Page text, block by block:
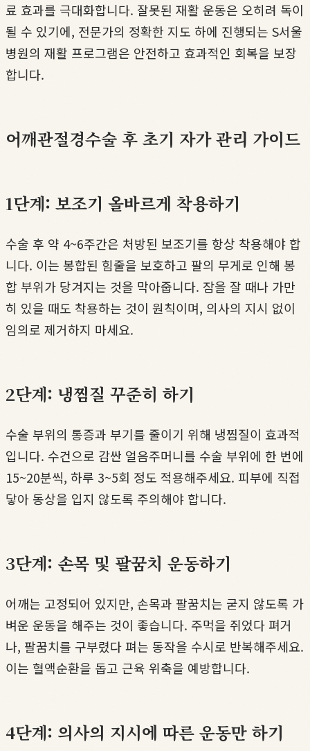
료 효과를 극대화합니다. 잘못된 재활 운동은 오히려 독이
될 수 있기에, 전문가의 정확한 지도 하에 진행되는 S서울
병원의 재활 프로그램은 안전하고 효과적인 회복을 보장
합니다.
어깨관절경수술 후 초기 자가 관리 가이드
1단계: 보조기 올바르게 착용하기
수술 후 약 4~6주간은 처방된 보조기를 항상 착용해야 합
니다. 이는 봉합된 힘줄을 보호하고 팔의 무게로 인해 봉
합 부위가 당겨지는 것을 막아줍니다. 잠을 잘 때나 가만
히 있을 때도 착용하는 것이 원칙이며, 의사의 지시 없이
임의로 제거하지 마세요.
2단계: 냉찜질 꾸준히 하기
수술 부위의 통증과 부기를 줄이기 위해 냉찜질이 효과적
입니다. 수건으로 감싼 얼음주머니를 수술 부위에 한 번에
15~20분씩, 하루 3~5회 정도 적용해주세요. 피부에 직접
닿아 동상을 입지 않도록 주의해야 합니다.
3단계: 손목 및 팔꿈치 운동하기
어깨는 고정되어 있지만, 손목과 팔꿈치는 굳지 않도록 가
벼운 운동을 해주는 것이 좋습니다. 주먹을 쥐었다 펴거
나, 팔꿈치를 구부렸다 펴는 동작을 수시로 반복해주세요.
이는 혈액순환을 돕고 근육 위축을 예방합니다.
4단계: 의사의 지시에 따른 운동만 하기